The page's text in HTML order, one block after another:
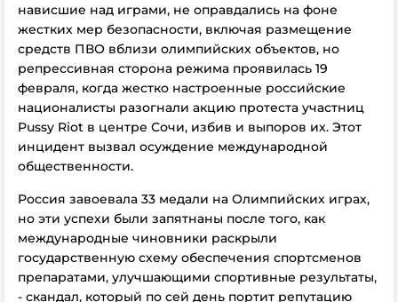
нависшие над играми, не оправдались на фоне
жестких мер безопасности, включая размещение
средств ПВО вблизи олимпийских объектов, но
репрессивная сторона режима проявилась 19
февраля, когда жестко настроенные российские
националисты разогнали акцию протеста участниц
Pussy Riot в центре Сочи, избив и выпоров их. Этот
инцидент вызвал осуждение международной
общественности.
Россия завоевала 33 медали на Олимпийских играх,
но эти успехи были запятнаны после того, как
международные чиновники раскрыли
государственную схему обеспечения спортсменов
препаратами, улучшающими спортивные результаты,
- скандал, который по сей день портит репутацию